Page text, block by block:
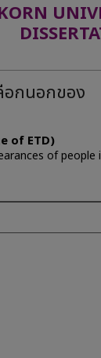
อกนอกของ
of ETD)
of people